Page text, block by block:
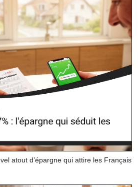
atout d’épargne qui attire les Français